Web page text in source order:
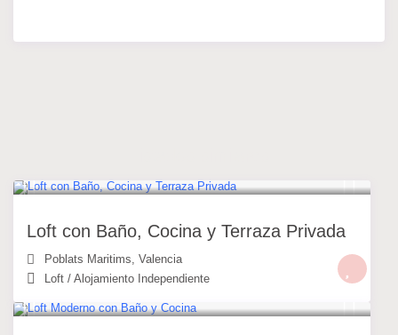
Loft con Baño, Cocina y Terraza Privada
Poblats Maritims,Valencia
Loft /Alojamiento Independiente